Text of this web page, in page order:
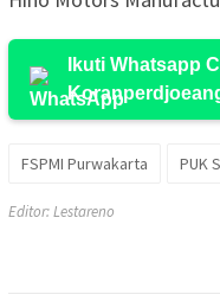
Ikuti Whatsapp
FSPMI Purwakarta PUK
Editor: Lestareno